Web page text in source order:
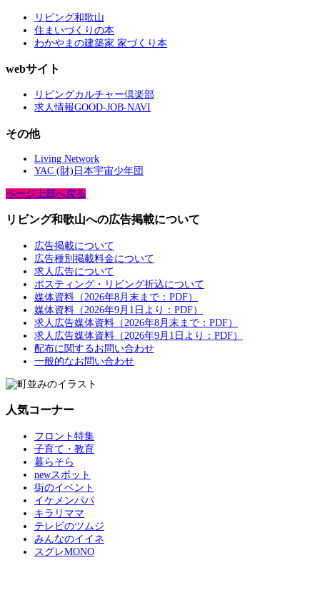
リビング和歌山
住まいづくりの本
わかやまの建築家 家づくり本
webサイト
リビングカルチャー倶楽部
求人情報GOOD-JOB-NAVI
その他
Living Network
YAC (財)日本宇宙少年団
ページ上部へ戻る
リビング和歌山への広告掲載について
広告掲載について
広告種別掲載料金について
求人広告について
ポスティング・リビング折込について
媒体資料（2026年8月末まで：PDF）
媒体資料（2026年9月1日より：PDF）
求人広告媒体資料（2026年8月末まで：PDF）
求人広告媒体資料（2026年9月1日より：PDF）
配布に関するお問い合わせ
一般的なお問い合わせ
人気コーナー
フロント特集
子育て・教育
暮らそら
newスポット
街のイベント
イケメンパパ
キラリママ
テレビのツムジ
みんなのイイネ
スグレMONO